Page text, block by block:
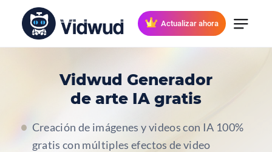
Actualizar ahora
Vidwud Generador
de arte IA gratis
Creación de imágenes y videos con IA 100%
gratis con múltiples efectos de video